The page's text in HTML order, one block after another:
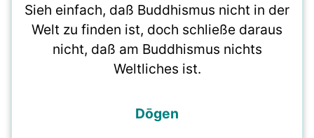
Sieh einfach, daß Buddhismus nicht in der
Welt zu finden ist, doch schließe daraus
nicht, daß am Buddhismus nichts
Weltliches ist.
Dōgen